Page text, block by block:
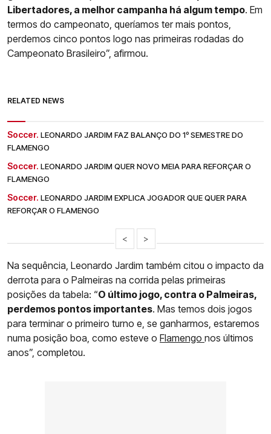
Libertadores, a melhor campanha há algum tempo. Em
termos do campeonato, queríamos ter mais pontos,
perdemos cinco pontos logo nas primeiras rodadas do
Campeonato Brasileiro”, afirmou.
RELATED NEWS
Soccer. LEONARDO JARDIM FAZ BALANÇO DO 1º SEMESTRE DO
FLAMENGO
Soccer. LEONARDO JARDIM QUER NOVO MEIA PARA REFORÇAR O
FLAMENGO
Soccer. LEONARDO JARDIM EXPLICA JOGADOR QUE QUER PARA
REFORÇAR O FLAMENGO
< >
Na sequência, Leonardo Jardim também citou o impacto da
derrota para o Palmeiras na corrida pelas primeiras
posições da tabela: “O último jogo, contra o Palmeiras,
perdemos pontos importantes. Mas temos dois jogos
para terminar o primeiro turno e, se ganharmos, estaremos
numa posição boa, como esteve o Flamengo nos últimos
anos”, completou.